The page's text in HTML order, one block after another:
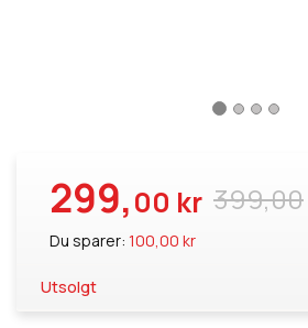
399,00
299,00 kr
Du sparer: 100,00 kr
Utsolgt